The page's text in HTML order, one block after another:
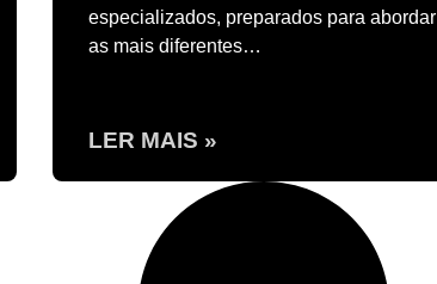
especializados, preparados para abordar
as mais diferentes…
LER MAIS »